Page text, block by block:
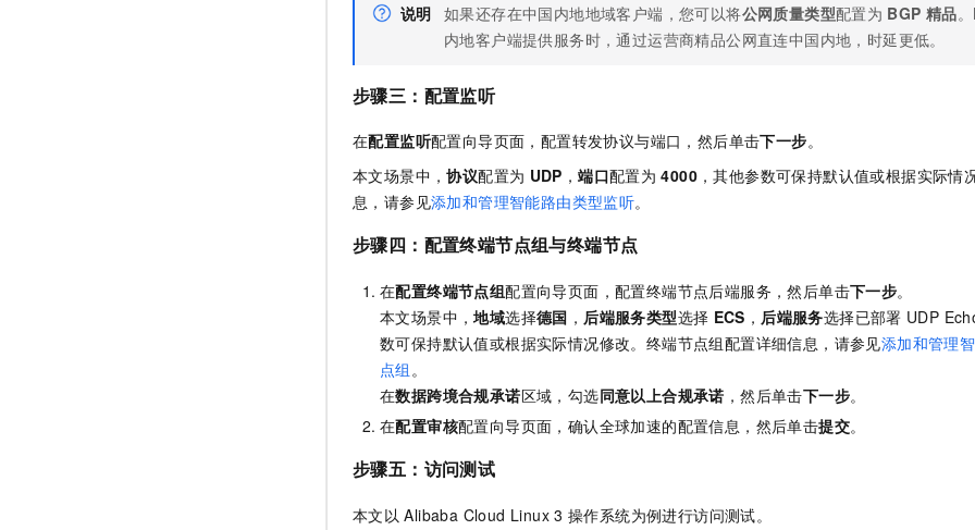
说明 如果还存在中国内地地域客户端，您可以将公网质量类型配置为 BGP 精品
内地客户端提供服务时，通过运营商精品公网直连中国内地，时延更低。
步骤三： 配置监听
在配置监听配置向导页面，配置转发协议与端口，然后单击下一步。
本文场景中，协议配置为 UDP ，端口配置为 4000 ，其他参数可保持默认值或根据实际情
息，请参见添加和管理智能路由类型监听。
步骤四： 配置终端节点组与终端节点
在配置终端节点组配置向导页面，配置终端节点后端服务，然后单击下一步。
本文场景中，地域选择德国 ， 后端服务类型选择 ECS ， 后端服务选择已部署 UDP
数可保持默认值或根据实际情况修改。终端节点组配置详细信息，请参见添加和管理
点组 。
在数据跨境合规承诺区域，勾选同意以上合规承诺 ，然后单击下一步。
在配置审核配置向导页面，确认全球加速的配置信息，然后单击提交。
步骤五：访问测试
本文以 Alibaba Cloud Linux 3 操作系统为例进行访问测试。